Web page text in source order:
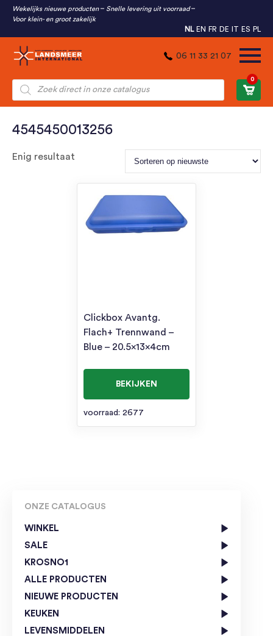
Wekelijks nieuwe producten
Snelle levering uit voorraad
Voor klein- en groot zakelijk
NL EN FR DE IT ES PL
06 11 33 21 07
Producten
zoeken
0
ONZE CATALOGUS
WINKEL
SALE
KROSNO1
ALLE PRODUCTEN
NIEUWE PRODUCTEN
KEUKEN
LEVENSMIDDELEN
4545450013256
Enig resultaat
Clickbox Avantg.
Flach+ Trennwand –
Blue – 20.5x13x4cm
BEKIJKEN
voorraad: 2677